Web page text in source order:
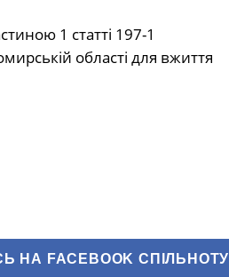
1 статті 197-1
області для вжиття
НА FACEBOOK СПІЛЬНОТУ